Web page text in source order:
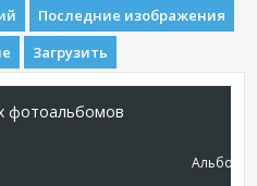
Последние изображения
Загрузить
фотоальбомов
Альбомы